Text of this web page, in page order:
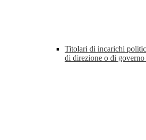
Titolari di incarichi
di direzione o di governo